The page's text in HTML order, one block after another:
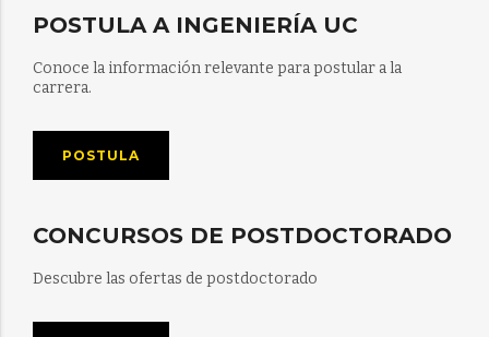
POSTULA A INGENIERÍA UC
Conoce la información relevante para postular a la
carrera.
POSTULA
CONCURSOS DE POSTDOCTORADO
Descubre las ofertas de postdoctorado